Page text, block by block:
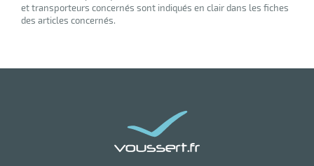
et transporteurs concernés sont indiqués en clair dans les fiches
des articles concernés.